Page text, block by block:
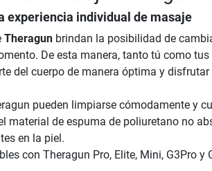
experiencia individual de masaje
Theragunbrindan la posibilidad de
De esta manera, tanto tú como tus
del cuerpo de manera óptima y disfrutar
pueden limpiarse cómodamente y
material de espuma de poliuretano no
en la piel.
con Theragun Pro, Elite, Mini, G3Pro y